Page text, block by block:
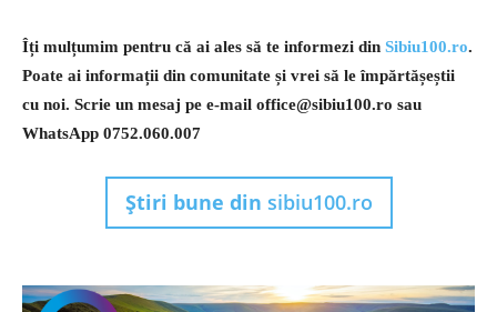
Îți mulțumim pentru că ai ales să te informezi din Sibiu100.ro.
Poate ai informații din comunitate și vrei să le împărtășeștii
cu noi. Scrie un mesaj pe e-mail office@sibiu100.ro sau
WhatsApp 0752.060.007
Știri bune din sibiu100.ro